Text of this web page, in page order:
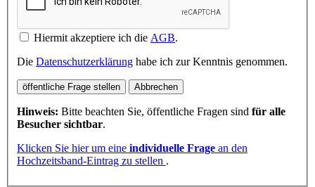
Hiermit akzeptiere ich die AGB.
Die Datenschutzerklärung habe ich zur Kenntnis genommen.
öffentliche Frage stellen Abbrechen
Hinweis: Bitte beachten Sie, öffentliche Fragen sind für alle
Besucher sichtbar.
Klicken Sie hier um eine individuelle Frage an den
Hochzeitsband-Eintrag zu stellen .